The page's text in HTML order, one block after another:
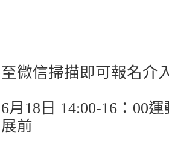
微信掃描即可報名介
月18日 14:00-16：00運
前